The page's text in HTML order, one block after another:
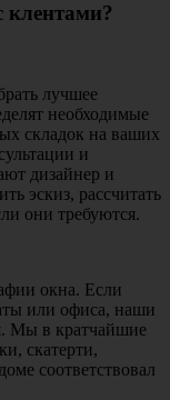
клентами?
лучшее
необходимые
складок на ваших
и
дизайнер и
эскиз, рассчитать
они требуются.
окна. Если
или офиса, наши
Мы в кратчайшие
скатерти,
соответствовал